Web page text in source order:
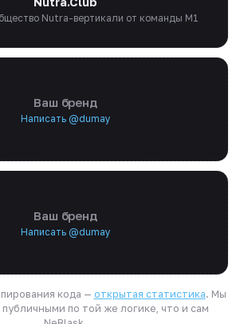
Nutra-вертикали от команды M1
Ваш бренд
Написать @dumay
Ваш бренд
Написать @dumay
кода — открытая статистика. Мы
по той же логике, что и сам